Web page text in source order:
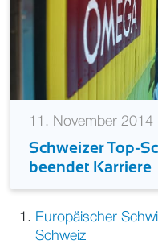
11. November 2014
Schweizer Top-
beendet Karriere
Europäischer
Schweiz